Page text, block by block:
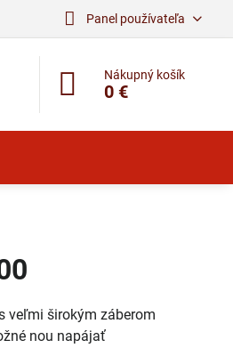
Panel používateľa
Nákupný košík
0 €
veľmi širokým záberom
nou napájať